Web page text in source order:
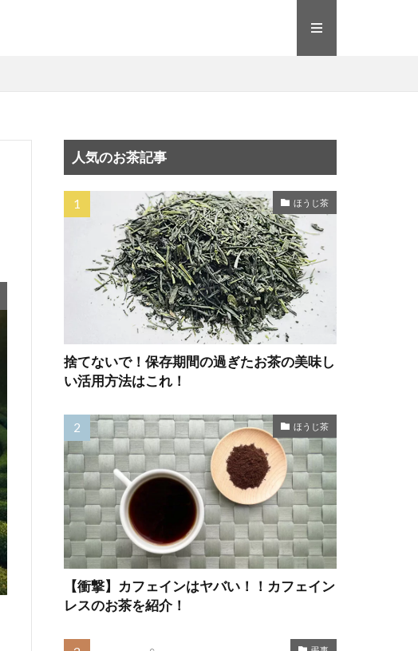
人気のお茶記事
ほうじ茶
捨てないで！保存期間の過ぎたお茶の美味し
い活用方法はこれ！
ほうじ茶
【衝撃】カフェインはヤバい！！カフェイン
レスのお茶を紹介！